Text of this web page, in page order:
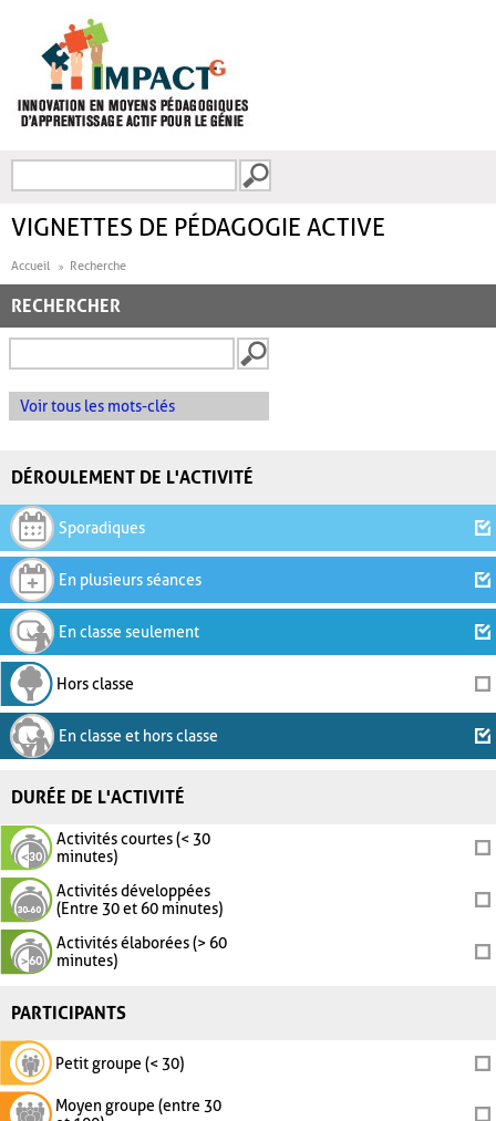
FORMULAIRE DE
VIGNETTES DE PÉDAGOGIE ACTIVE
Accueil Recherche
RECHERCHER
Voir tous les mots-clés
DÉROULEMENT DE L'ACTIVITÉ
Sporadiques
En plusieurs séances
En classe seulement
Hors classe
En classe et hors classe
DURÉE DE L'ACTIVITÉ
Activités courtes (< 30
minutes)
Activités développées
(Entre 30 et 60 minutes)
Activités élaborées (> 60
minutes)
PARTICIPANTS
Petit groupe (< 30)
Moyen groupe (entre 30